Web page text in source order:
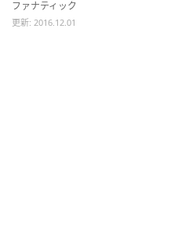
ファナティック
更新: 2016.12.01